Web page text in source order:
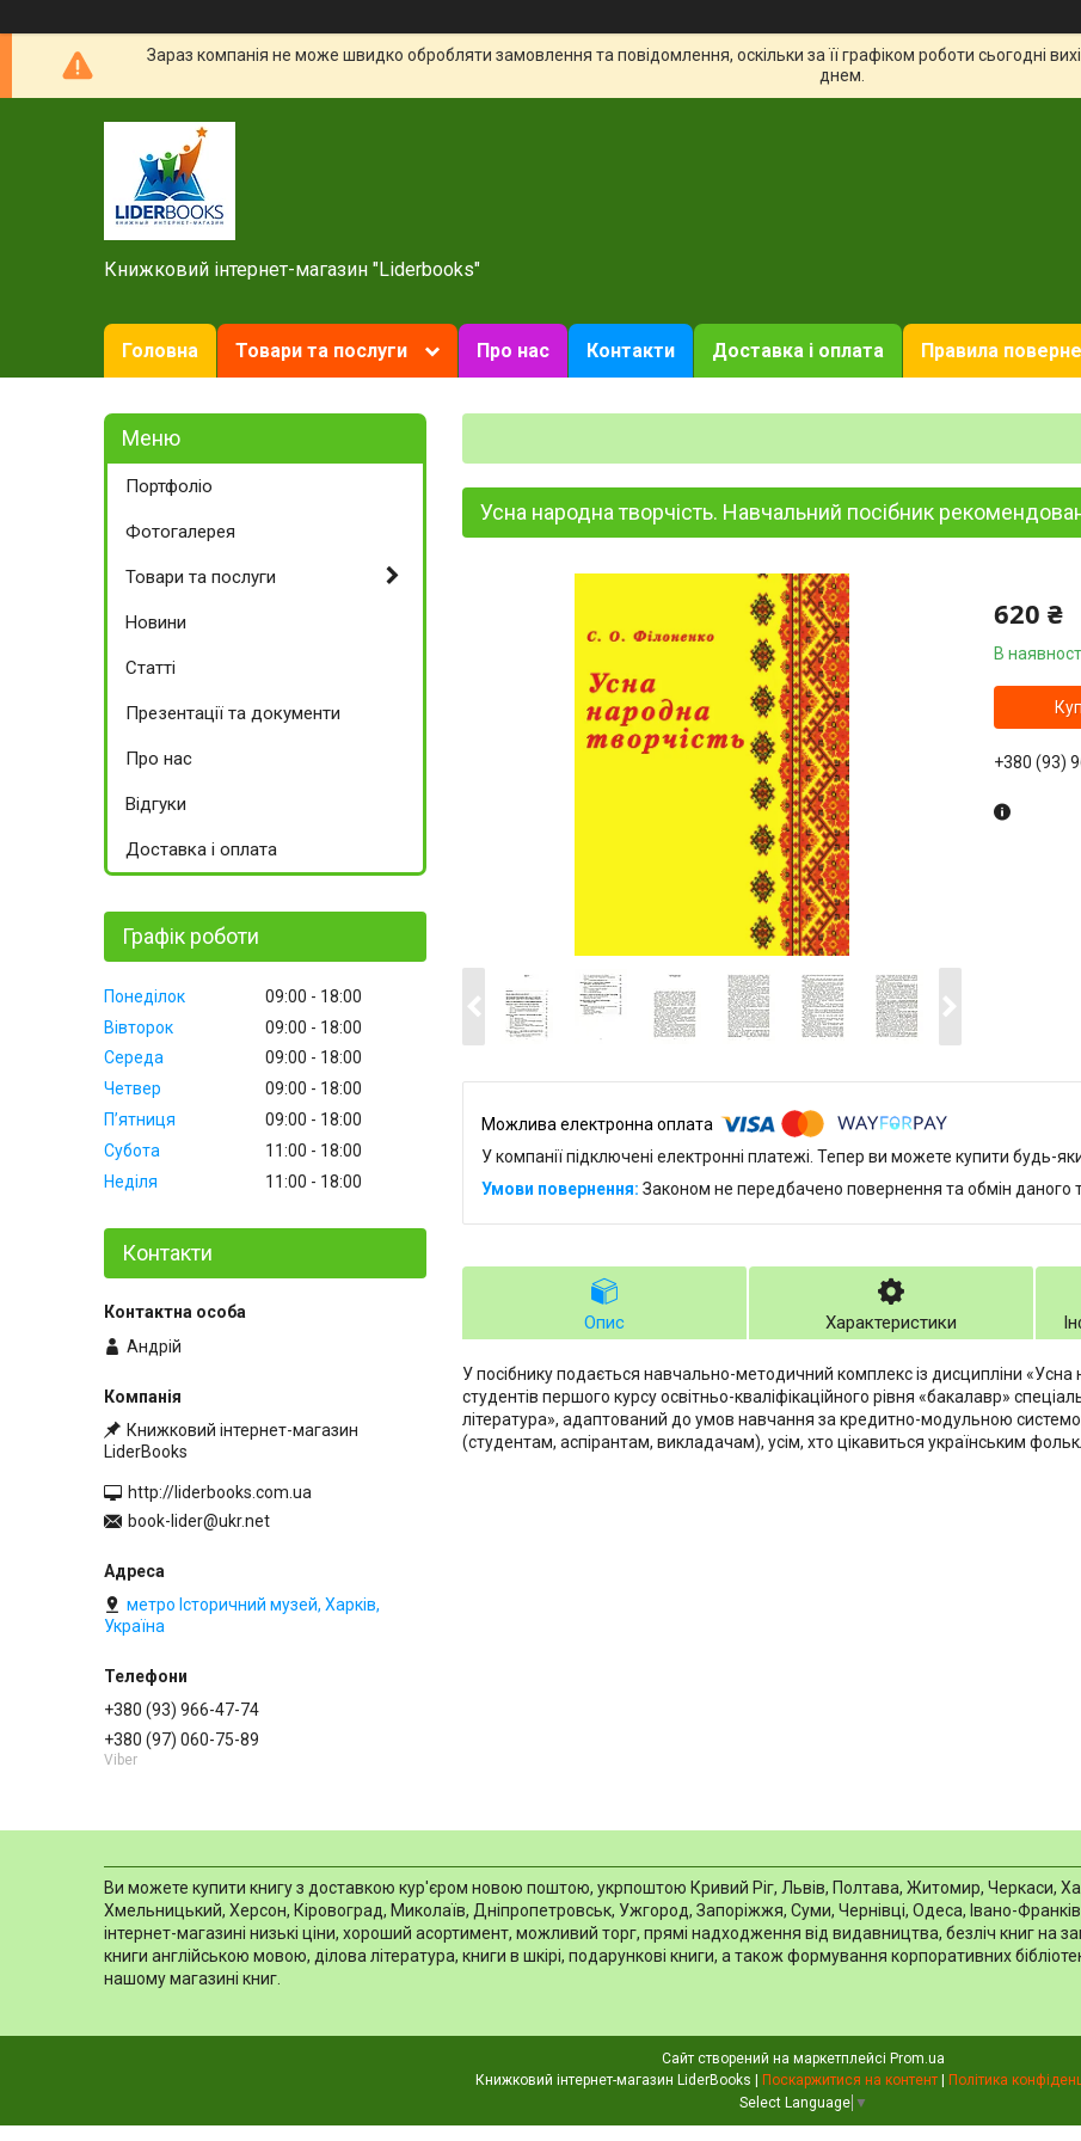
Зараз компанія не може швидко обробляти замовлення та повідомлення, оскільки за її графіком роботи сьогодні
днем.
Книжковий інтернет-магазин "Liderbooks"
Головна Товари та послуги Про нас Контакти Доставка і оплата Правила
Усна народна творчість. Навчальний посібник
620 ₴
В
+380 (93)
У компанії підключені електронні платежі. Тепер ви можете купити будь-
Законом не передбачено повернення та обмін даного
Опис Характеристики
У посібнику подається навчально-методичний комплекс із дисципліни «Усна
студентів першого курсу освітньо-кваліфікаційного рівня «бакалавр»
література», адаптований до умов навчання за кредитно-модульною
(студентам, аспірантам, викладачам), усім, хто цікавиться українським
Портфоліо
Фотогалерея
Товари та послуги
Новини
Статті
Презентації та документи
Про нас
Відгуки
Доставка і оплата
Графік роботи
Понеділок 09:00
18:00
Вівторок
09:00
18:00
Середа
09:00
18:00
Четвер
09:00
18:00
Пʼятниця
09:00
18:00
Субота
11:00
18:00
Неділя
11:00 18:00
Контакти
Андрій
Книжковий інтернет-магазин
LiderBooks
http://liderbooks.com.ua
book-lider@ukr.net
метро Історичний музей, Харків,
Україна
+380 (93) 966-47-74
+380 (97) 060-75-89
Viber
Ви можете купити книгу з доставкою кур'єром новою поштою, укрпоштою Кривий Ріг, Львів, Полтава, Житомир, Черкаси,
Хмельницький, Херсон, Кіровоград, Миколаїв, Дніпропетровськ, Ужгород, Запоріжжя, Суми, Чернівці, Одеса, Івано-
інтернет-магазині низькі ціни, хороший асортимент, можливий торг, прямі надходження від видавництва, безліч книг на
книги англійською мовою, ділова література, книги в шкірі, подарункові книги, а також формування корпоративних
нашому магазині книг.
Сайт створений на маркетплейсі Prom.ua
Поскаржитися на контент
Політика
Select Language ▼